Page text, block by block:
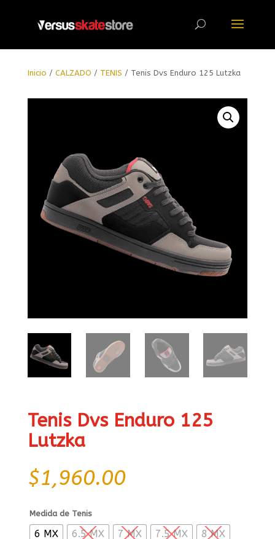
Inicio / CALZADO / TENIS / Tenis Dvs Enduro 125 Lutzka
Tenis Dvs Enduro 125
Lutzka
$1,960.00
Medida de Tenis
6 MX 6.5 MX 7 MX 7.5 MX
8 MX